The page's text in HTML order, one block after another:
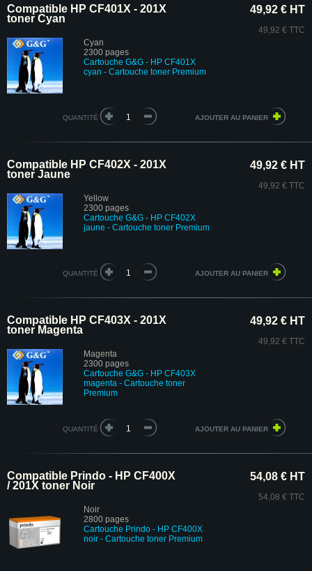
Compatible HP CF401X - 201X
toner Cyan
Cyan
2300 pages
Cartouche G&G - HP CF401X
cyan - Cartouche toner Premium
49,92 € HT
49,92 € TTC
QUANTITÉ
Compatible HP CF402X - 201X
toner Jaune
Yellow
2300 pages
Cartouche G&G - HP CF402X
jaune - Cartouche toner Premium
49,92 € HT
49,92 € TTC
QUANTITÉ
Compatible HP CF403X - 201X
toner Magenta
Magenta
2300 pages
Cartouche G&G - HP CF403X
magenta - Cartouche toner
Premium
49,92 € HT
49,92 € TTC
QUANTITÉ
Compatible Prindo - HP CF400X
/ 201X toner Noir
Noir
2800 pages
Cartouche Prindo - HP CF400X
noir - Cartouche toner Premium
54,08 € HT
54,08 € TTC